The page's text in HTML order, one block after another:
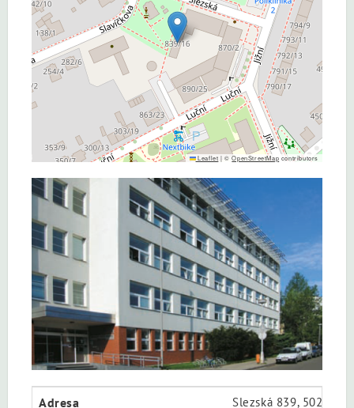
Leaflet | ©OpenStreetMap contributors
Adresa Slezská 839, 502 00